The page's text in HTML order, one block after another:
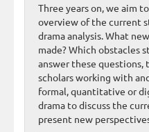
Three years on, we aim
overview of the current
drama analysis. What
made? Which obstacles
answer these questions,
scholars working with
formal, quantitative or
drama to discuss the
present new